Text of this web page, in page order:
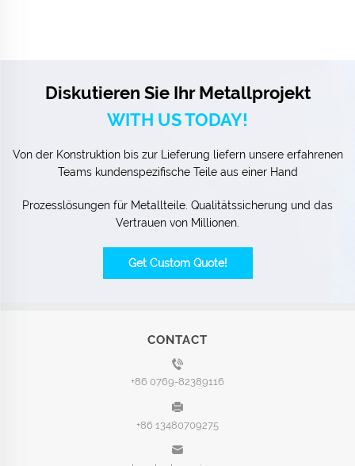
Diskutieren Sie Ihr Metallprojekt
WITH US TODAY!
Von der Konstruktion bis zur Lieferung liefern unsere erfahrenen
Teams kundenspezifische Teile aus einer Hand
Prozesslösungen für Metallteile. Qualitätssicherung und das
Vertrauen von Millionen.
Get Custom Quote!
CONTACT
+86 0769-82389116
+86 13480709275